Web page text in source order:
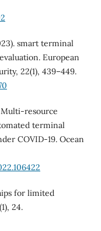
smart terminal
European
22(1), 439–449.
Multi-resource
terminal
COVID-19. Ocean
for limited
24.